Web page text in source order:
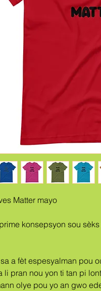
Matter mayo
li pran nou yon ti tan pi
olye pou yo an gwo